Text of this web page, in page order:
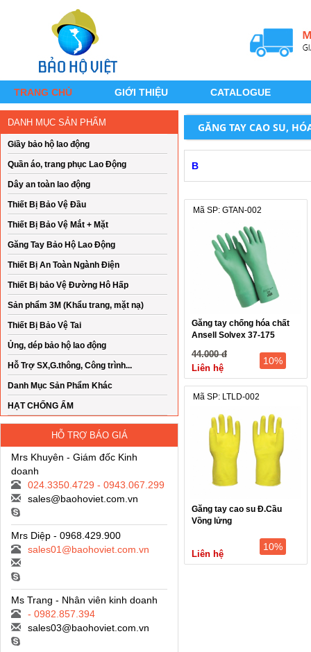
TRANG CHỦ GIỚI THIỆU CATALOGUE
DANH MỤC SẢN PHẨM
Giầy bảo hộ lao động
Quần áo, trang phục Lao Động
Dây an toàn lao động
Thiết Bị Bảo Vệ Đầu
Thiết Bị Bảo Vệ Mắt + Mặt
Găng Tay Bảo Hộ Lao Động
Thiết Bị An Toàn Ngành Điện
Thiết Bị bảo Vệ Đường Hô Hấp
Sản phẩm 3M (Khẩu trang, mặt nạ)
Thiết Bị Bảo Vệ Tai
Ủng, dép bảo hộ lao động
Hỗ Trợ SX,G.thông, Công trình...
Danh Mục Sản Phẩm Khác
HẠT CHỐNG ẨM
HỖ TRỢ BÁO GIÁ
Mrs Khuyên - Giám đốc Kinh
doanh
024.3350.4729 - 0943.067.299
sales@baohoviet.com.vn
Mrs Diệp - 0968.429.900
sales01@baohoviet.com.vn
Ms Trang - Nhân viên kinh doanh
- 0982.857.394
sales03@baohoviet.com.vn
GĂNG TAY CAO SU,
B
Mã SP: GTAN-002
Găng tay chống hóa chất
Ansell Solvex 37-175
44.000 đ
Liên hệ
10%
Mã SP: LTLD-002
Găng tay cao su Đ.Cầu
Vồng lửng
Liên hệ
10%